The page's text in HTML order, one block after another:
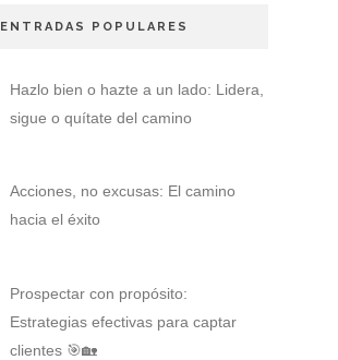
ENTRADAS POPULARES
Hazlo bien o hazte a un lado: Lidera,
sigue o quítate del camino
Acciones, no excusas: El camino
hacia el éxito
Prospectar con propósito:
Estrategias efectivas para captar
clientes 🎯🏡